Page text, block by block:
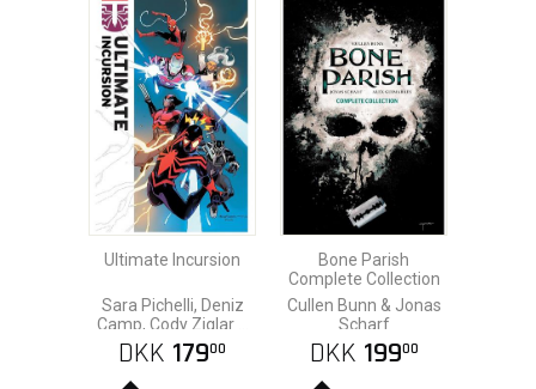
Ultimate Incursion
Sara Pichelli, Deniz
Camp, Cody Ziglar &
Jonas Scharf
DKK 17900
Bone Parish
Complete Collection
Cullen Bunn & Jonas
Scharf
DKK 19900